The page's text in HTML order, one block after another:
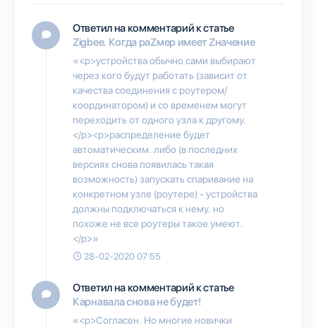
Ответил на комментарий к статье
Zigbee. Когда раZмер имеет Zначение
«<p>устройства обычно сами выбирают
через кого будут работать (зависит от
качества соединения с роутером/
координатором) и со временем могут
переходить от одного узла к другому.
</p><p>распределение будет
автоматическим. либо (в последних
версиях снова появилась такая
возможность) запускать спаривание на
конкретном узле (роутере) - устройства
должны подключаться к нему. но
похоже не все роутеры такое умеют.
</p>»
28-02-2020 07:55
Ответил на комментарий к статье
Карнавала снова не будет!
«<p>Согласен. Но многие новички